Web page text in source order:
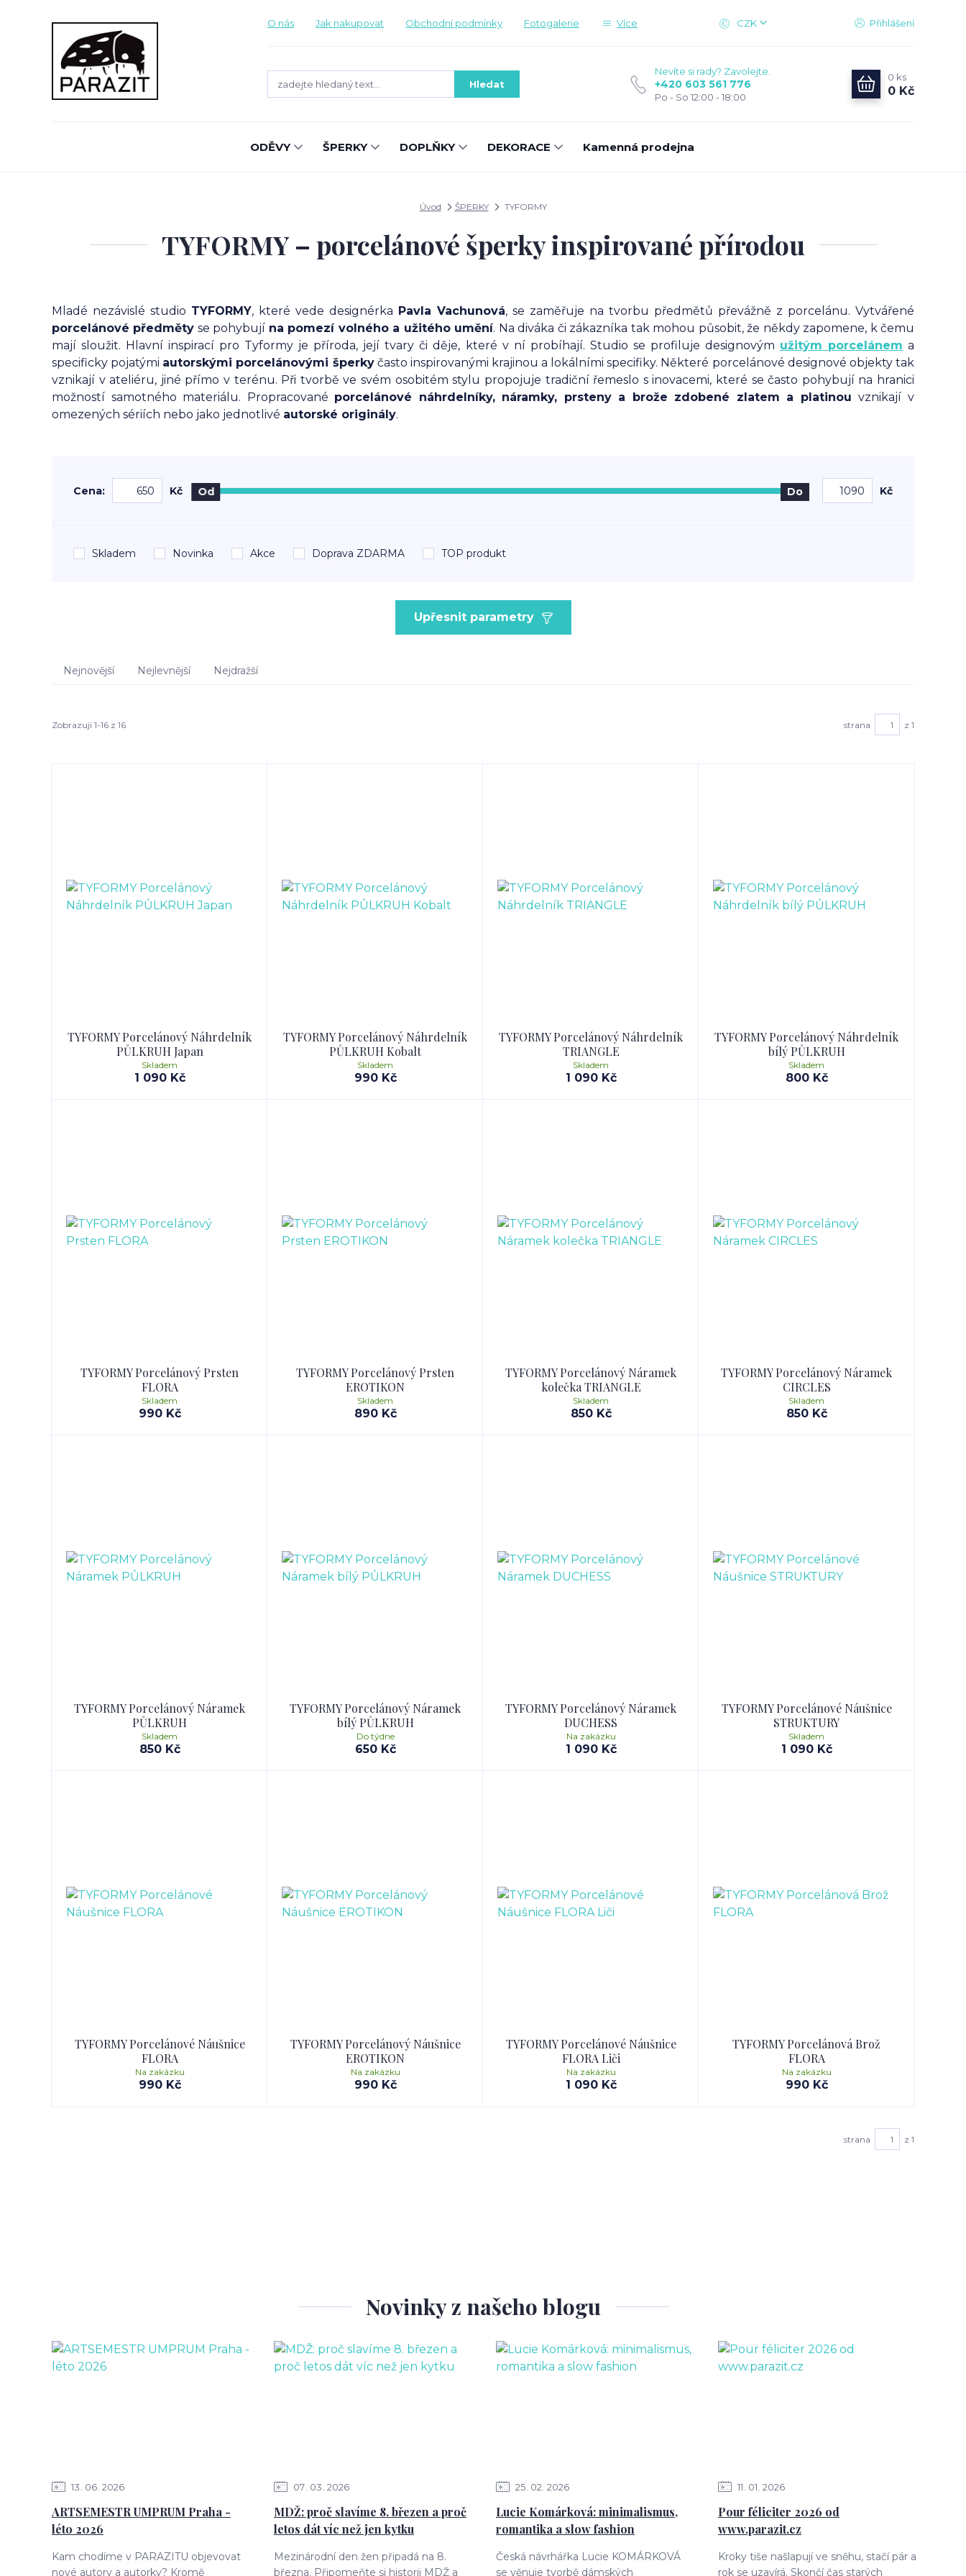
O nás Jak nakupovat Obchodní podmínky Fotogalerie Více CZK Přihlášení
Hledat
Nevíte si rady? Zavolejte.
+420 603 561 776
Po - So 12:00 - 18:00
0 ks
0 Kč
ODĚVY ŠPERKY DOPLŇKY DEKORACE Kamenná prodejna
Úvod ŠPERKY TYFORMY
TYFORMY – porcelánové šperky inspirované přírodou
Mladé nezávislé studio TYFORMY, které vede designérka Pavla Vachunová, se zaměřuje na tvorbu předmětů převážně z porcelánu. Vytvářené
porcelánové předměty se pohybují na pomezí volného a užitého umění. Na diváka či zákazníka tak mohou působit, že někdy zapomene, k čemu
mají sloužit. Hlavní inspirací pro Tyformy je příroda, její tvary či děje, které v ní probíhají. Studio se profiluje designovým užitým porcelánem a
specificky pojatými autorskými porcelánovými šperkyčasto inspirovanými krajinou a lokálními specifiky. Některé porcelánové designové objekty tak
vznikají v ateliéru, jiné přímo v terénu. Při tvorbě ve svém osobitém stylu propojuje tradiční řemeslo s inovacemi, které se často pohybují na hranici
možností samotného materiálu. Propracované porcelánové náhrdelníky, náramky, prsteny a brože zdobené zlatem a platinouvznikají v
omezených sériích nebo jako jednotlivé autorské originály.
Upřesnit parametry
Cena: Kč Od Do Kč
Skladem Novinka Akce Doprava ZDARMA TOP produkt
Nejnovější Nejlevnější Nejdražší
Zobrazuji 1-16 z 16 strana z 1
TYFORMY Porcelánový Náhrdelník
PŮLKRUH Japan
1 090 Kč
Skladem
TYFORMY Porcelánový Náhrdelník
PŮLKRUH Kobalt
990 Kč
Skladem
TYFORMY Porcelánový Náhrdelník
TRIANGLE
1 090 Kč
Skladem
TYFORMY Porcelánový Náhrdelník
bílý PŮLKRUH
800 Kč
Skladem
TYFORMY Porcelánový Prsten
FLORA
990 Kč
Skladem
TYFORMY Porcelánový Prsten
EROTIKON
890 Kč
Skladem
TYFORMY Porcelánový Náramek
kolečka TRIANGLE
850 Kč
Skladem
TYFORMY Porcelánový Náramek
CIRCLES
850 Kč
Skladem
TYFORMY Porcelánový Náramek
PŮLKRUH
850 Kč
Skladem
TYFORMY Porcelánový Náramek
bílý PŮLKRUH
650 Kč
Do týdne
TYFORMY Porcelánový Náramek
DUCHESS
1 090 Kč
Na zakázku
TYFORMY Porcelánové Náušnice
STRUKTURY
1 090 Kč
Skladem
TYFORMY Porcelánové Náušnice
FLORA
990 Kč
Na zakázku
TYFORMY Porcelánový Náušnice
EROTIKON
990 Kč
Na zakázku
TYFORMY Porcelánové Náušnice
FLORA Liči
1 090 Kč
Na zakázku
TYFORMY Porcelánová Brož
FLORA
990 Kč
Na zakázku
strana z 1
Novinky z našeho blogu
13 06 2026
ARTSEMESTR UMPRUM Praha -
léto 2026
Kam chodíme v PARAZITU objevovat
nové autory a autorky? Kromě
07 03 2026
MDŽ: proč slavíme 8. březen a proč
letos dát víc než jen kytku
Mezinárodní den žen připadá na 8.
března. Připomeňte si historii MDŽ a
25 02 2026
Lucie Komárková: minimalismus,
romantika a slow fashion
Česká návrhářka Lucie KOMÁRKOVÁ
se věnuje tvorbě dámských
11 01 2026
Pour féliciter 2026 od
www.parazit.cz
Kroky tiše našlapují ve sněhu, stačí pár a
rok se uzavírá. Skončí čas starých